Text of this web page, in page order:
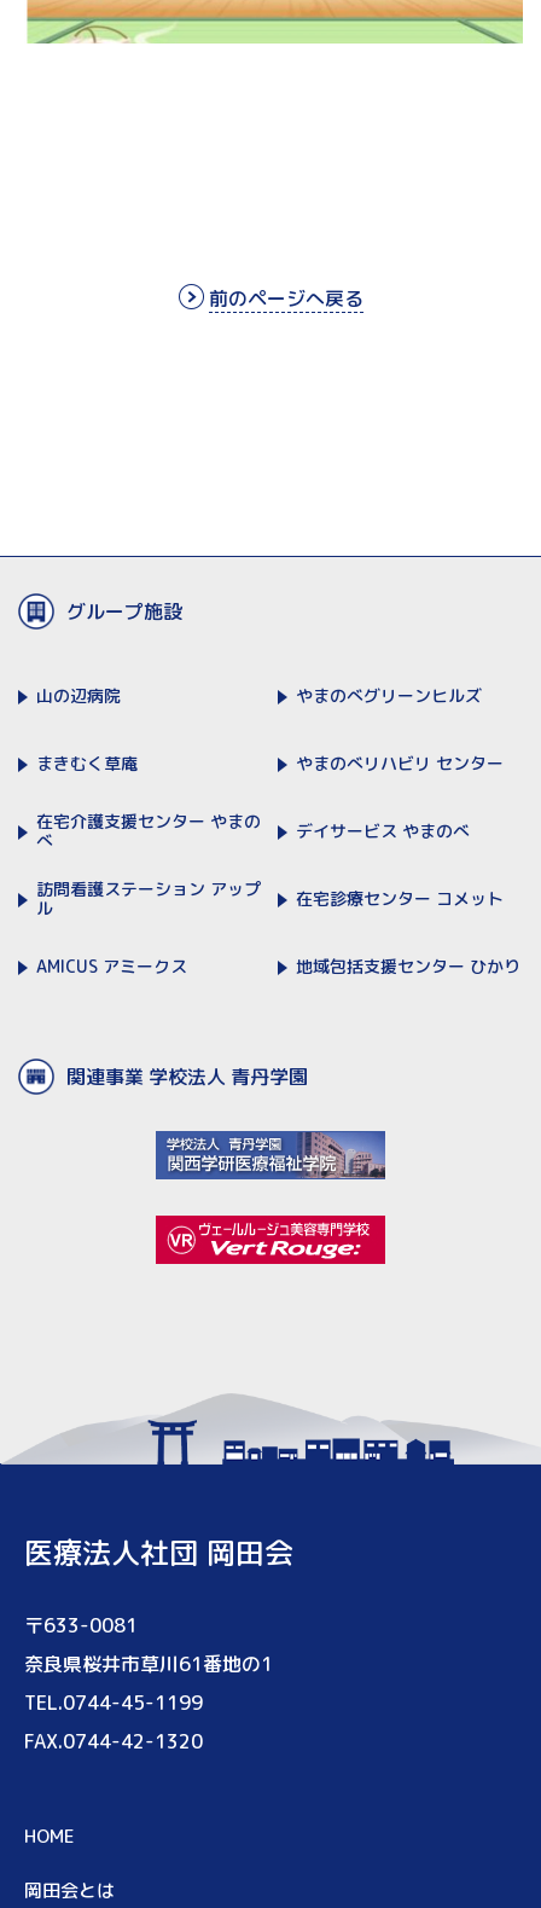
前のページへ戻る
グループ施設
山の辺病院 やまのべグリーンヒルズ
まきむく草庵 やまのべリハビリ センター
在宅介護支援センター やまの
べ
デイサービス やまのべ
訪問看護ステーション アップ
ル
在宅診療センター コメット
AMICUS アミークス 地域包括支援センター ひかり
関連事業 学校法人 青丹学園
医療法人社団 岡田会
〒633-0081
奈良県桜井市草川61番地の1
TEL.0744-45-1199
FAX.0744-42-1320
HOME
岡田会とは